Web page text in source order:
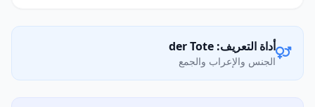
أداة التعريف: der Tote
الجنس والإعراب والجمع